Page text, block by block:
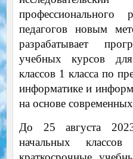
педагогов новым
разрабатывает
учебных курсов
классов 1 класса по
информатике и
на основе
До 25 августа
начальных